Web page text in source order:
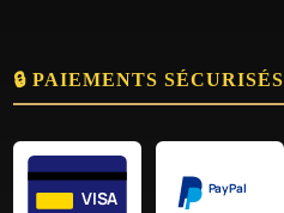
variations.
options
peuvent
🔒 PAIEMENTS SÉCURISÉS
VISA PayPal